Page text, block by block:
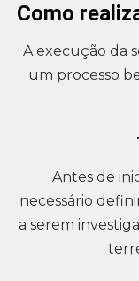
Como
A execução da
um processo
Antes de
necessário
a serem